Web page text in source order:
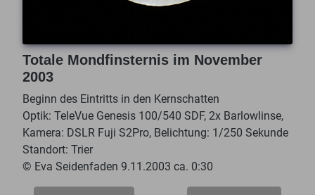
Totale Mondfinsternis im November
2003
Beginn des Eintritts in den Kernschatten
Optik: TeleVue Genesis 100/540 SDF, 2x Barlowlinse,
Kamera: DSLR Fuji S2Pro, Belichtung: 1/250 Sekunde
Standort: Trier
© Eva Seidenfaden 9.11.2003 ca. 0:30